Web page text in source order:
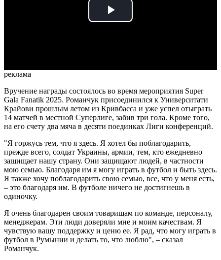
Play
реклама
Вручение награды состоялось во время мероприятия Super
Gala Fanatik 2025. Романчук присоединился к Университати
Крайови прошлым летом из Кривбасса и уже успел отыграть
14 матчей в местной Суперлиге, забив три гола. Кроме того,
на его счету два мяча в десяти поединках Лиги конференций.
"Я горжусь тем, что я здесь. Я хотел бы поблагодарить,
прежде всего, солдат Украины, армии, тем, кто ежедневно
защищает нашу страну. Они защищают людей, в частности
мою семью. Благодаря им я могу играть в футбол и быть здесь.
Я также хочу поблагодарить свою семью, все, что у меня есть,
– это благодаря им. В футболе ничего не достигнешь в
одиночку.
Я очень благодарен своим товарищам по команде, персоналу,
менеджерам. Эти люди доверяли мне и моим качествам. Я
чувствую вашу поддержку и ценю ее. Я рад, что могу играть в
футбол в Румынии и делать то, что люблю", – сказал
Романчук.